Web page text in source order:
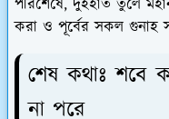
পরিশেষে, দুইহাত তুলে
করা ও পূর্বের সকল গুনাহ
শেষ কথাঃ শবে
না পরে